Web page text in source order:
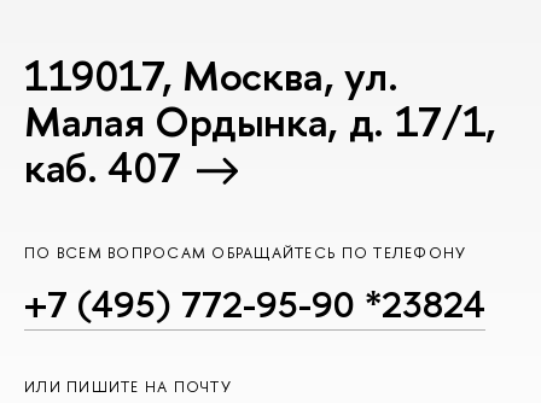
119017, Москва, ул.
Малая Ордынка, д. 17/1,
каб. 407
ПО ВСЕМ ВОПРОСАМ ОБРАЩАЙТЕСЬ ПО ТЕЛЕФОНУ
+7 (495) 772-95-90 *23824
ИЛИ ПИШИТЕ НА ПОЧТУ